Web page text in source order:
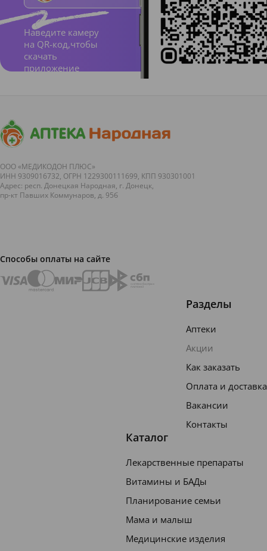
Наведите камеру
на QR-код,чтобы
скачать
приложение
ООО «МЕДИКОДОН ПЛЮС»
ИНН 9309016732, ОГРН 1229300111699, КПП 930301001
Адрес: респ. Донецкая Народная, г. Донецк,
пр-кт Павших Коммунаров, д. 95б
Способы оплаты на сайте
Разделы
Аптеки
Акции
Как заказать
Оплата и доставка
Вакансии
Контакты
Каталог
Лекарственные препараты
Витамины и БАДы
Планирование семьи
Мама и малыш
Медицинские изделия